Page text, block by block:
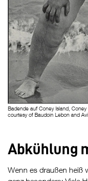
Badende auf Coney Island,
courtesy of Baudoin Lebon and
Abkühlung
Wenn es draußen heiß